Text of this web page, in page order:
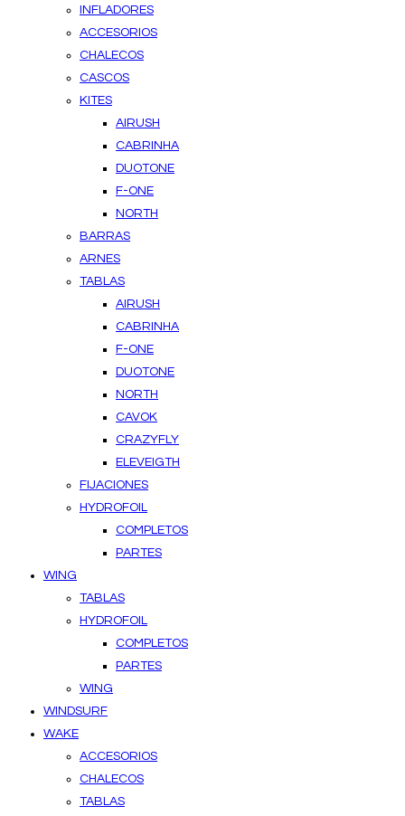
INFLADORES
ACCESORIOS
CHALECOS
CASCOS
KITES
AIRUSH
CABRINHA
DUOTONE
F-ONE
NORTH
BARRAS
ARNES
TABLAS
AIRUSH
CABRINHA
F-ONE
DUOTONE
NORTH
CAVOK
CRAZYFLY
ELEVEIGTH
FIJACIONES
HYDROFOIL
COMPLETOS
PARTES
WING
TABLAS
HYDROFOIL
COMPLETOS
PARTES
WING
WINDSURF
WAKE
ACCESORIOS
CHALECOS
TABLAS